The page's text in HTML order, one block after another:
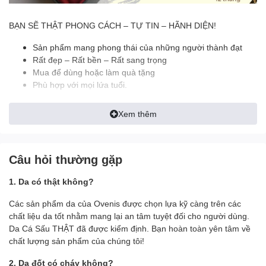
BẠN SẼ THẬT PHONG CÁCH – TỰ TIN – HÃNH DIỆN!
Sản phẩm mang phong thái của những người thành đạt
Rất đẹp – Rất bền – Rất sang trọng
Mua để dùng hoặc làm quà tặng
Phù hợp với mọi lứa tuổi.
Da cá sấu là một trong những sản phẩm đắt đỏ bậc nhất hiện
nay. Dẫn đầu trong số 5 nguyên liệu được sử dụng làm sản phẩm
Việc sở hữu cho mình một thắt lưng làm từ da cá thật sẽ
bạn trở nên thật sang trọng và đẳng cấp
phong thái vượt bậc.
======================================
OVENIS HIỆN ĐANG CUNG CẤP CÁC SẢN PHẨM TỪ DA THẬT
VỚI GIÁ BÁN LẺ TỐT NHẤT THỊ TRƯỜNG
Xem thêm
Câu hỏi thường gặp
1. Da có thật không?
Các sản phẩm da của Ovenis được chọn lựa kỹ càng trên các
chất liệu da tốt nhằm mang lại an tâm tuyệt đối cho người dùng.
Da Cá Sấu THẬT đã được kiểm định. Bạn hoàn toàn yên tâm về
chất lượng sản phẩm của chúng tôi!
2. Da đốt có cháy không?